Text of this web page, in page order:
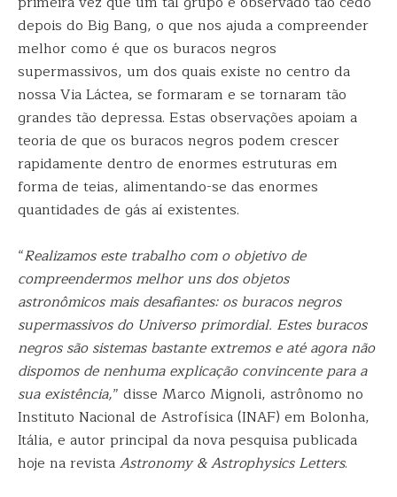
depois do Big Bang, o que nos ajuda a compreender
melhor como é que os buracos negros
supermassivos, um dos quais existe no centro da
nossa Via Láctea, se formaram e se tornaram tão
grandes tão depressa. Estas observações apoiam a
teoria de que os buracos negros podem crescer
rapidamente dentro de enormes estruturas em
forma de teias, alimentando-se das enormes
quantidades de gás aí existentes.
“Realizamos este trabalho com o objetivo de
compreendermos melhor uns dos objetos
astronômicos mais desafiantes: os buracos negros
supermassivos do Universo primordial. Estes buracos
negros são sistemas bastante extremos e até agora não
dispomos de nenhuma explicação convincente para a
sua existência,” disse Marco Mignoli, astrônomo no
Instituto Nacional de Astrofísica (INAF) em Bolonha,
Itália, e autor principal da nova pesquisa publicada
hoje na revistaAstronomy & Astrophysics Letters.